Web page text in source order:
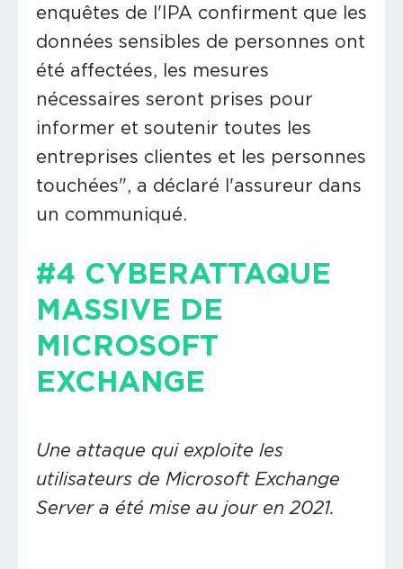
enquêtes de l'IPA confirment que les
données sensibles de personnes ont
été affectées, les mesures
nécessaires seront prises pour
informer et soutenir toutes les
entreprises clientes et les personnes
touchées", a déclaré l'assureur dans
un communiqué.
#4 CYBERATTAQUE
MASSIVE DE
MICROSOFT
EXCHANGE
Une attaque qui exploite les
utilisateurs de Microsoft Exchange
Server a été mise au jour en 2021.